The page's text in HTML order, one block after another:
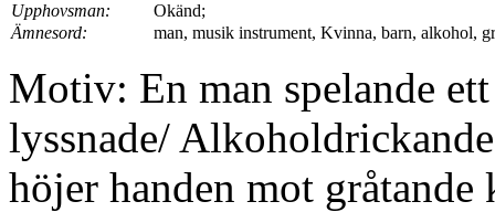
Upphovsman:
Okänd;
Ämnesord:
man, musik instrument, Kvinna, barn, alkohol,
Motiv: En man spelande
lyssnade/
höjer handen mot